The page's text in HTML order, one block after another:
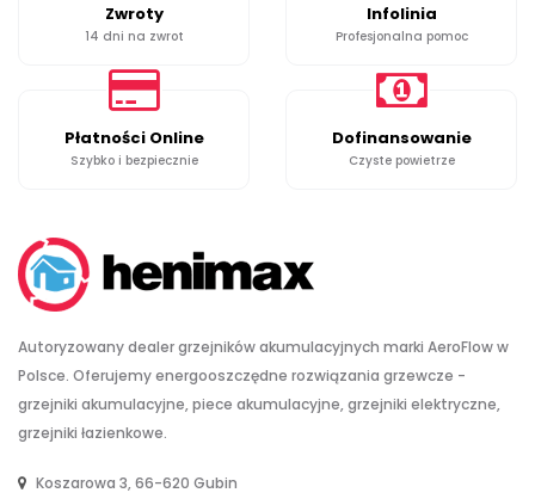
Zwroty
14 dni na zwrot
Infolinia
Profesjonalna pomoc
Płatności Online
Szybko i bezpiecznie
Dofinansowanie
Czyste powietrze
Autoryzowany dealer grzejników akumulacyjnych marki AeroFlow w
Polsce. Oferujemy energooszczędne rozwiązania grzewcze -
grzejniki akumulacyjne, piece akumulacyjne, grzejniki elektryczne,
grzejniki łazienkowe.
Koszarowa 3, 66-620 Gubin